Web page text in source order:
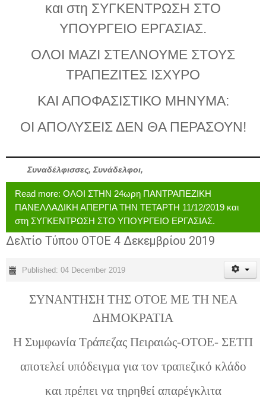
και στη ΣΥΓΚΕΝΤΡΩΣΗ ΣΤΟ
ΥΠΟΥΡΓΕΙΟ ΕΡΓΑΣΙΑΣ.
ΟΛΟΙ ΜΑΖΙ ΣΤΕΛΝΟΥΜΕ ΣΤΟΥΣ
ΤΡΑΠΕΖΙΤΕΣ ΙΣΧΥΡΟ
ΚΑΙ ΑΠΟΦΑΣΙΣΤΙΚΟ ΜΗΝΥΜΑ:
ΟΙ ΑΠΟΛΥΣΕΙΣ ΔΕΝ ΘΑ ΠΕΡΑΣΟΥΝ!
Συναδέλφισσες, Συνάδελφοι,
Read more: ΟΛΟΙ ΣΤΗΝ 24ωρη ΠΑΝΤΡΑΠΕΖΙΚΗ
ΠΑΝΕΛΛΑΔΙΚΗ ΑΠΕΡΓΙΑ ΤΗΝ ΤΕΤΑΡΤΗ 11/12/2019 και
στη ΣΥΓΚΕΝΤΡΩΣΗ ΣΤΟ ΥΠΟΥΡΓΕΙΟ ΕΡΓΑΣΙΑΣ.
Δελτίο Τύπου ΟΤΟΕ 4 Δεκεμβρίου 2019
Published: 04 December 2019
ΣΥΝΑΝΤΗΣΗ ΤΗΣ ΟΤΟΕ ΜΕ ΤΗ ΝΕΑ
ΔΗΜΟΚΡΑΤΙΑ
Η Συμφωνία Τράπεζας Πειραιώς-ΟΤΟΕ- ΣΕΤΠ
αποτελεί υπόδειγμα για τον τραπεζικό κλάδο
και πρέπει να τηρηθεί απαρέγκλιτα